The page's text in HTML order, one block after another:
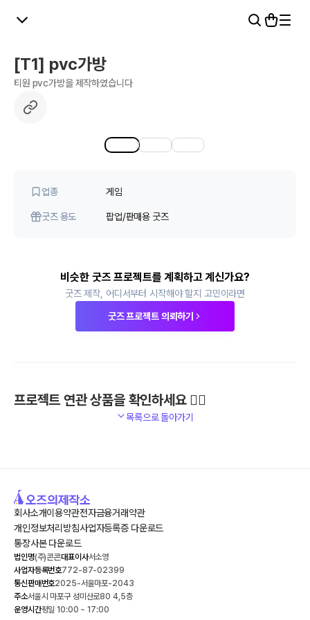
[T1] pvc가방
티원 pvc가방을 제작하였습니다
업종 게임
굿즈 용도 팝업/판매용 굿즈
비슷한 굿즈 프로젝트를 계획하고 계신가요?
굿즈 제작, 어디서부터 시작해야 할지 고민이라면
굿즈 프로젝트 의뢰하기
프로젝트 연관 상품을 확인하세요 🙋‍♀️
목록으로 돌아가기
법인명(주)콘콘대표이사서소영
사업자등록번호772-87-02399
통신판매번호2025-서울마포-2043
주소서울시 마포구 성미산로80 4,5층
운영시간평일 10:00 ~ 17:00
회사소개이용약관전자금융거래약관
개인정보처리방침사업자등록증 다운로드
통장사본 다운로드